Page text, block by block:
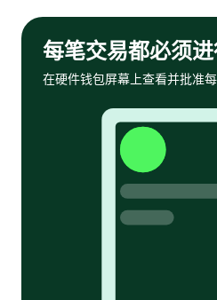
每笔交易都必须进
在硬件钱包屏幕上查看并批准每